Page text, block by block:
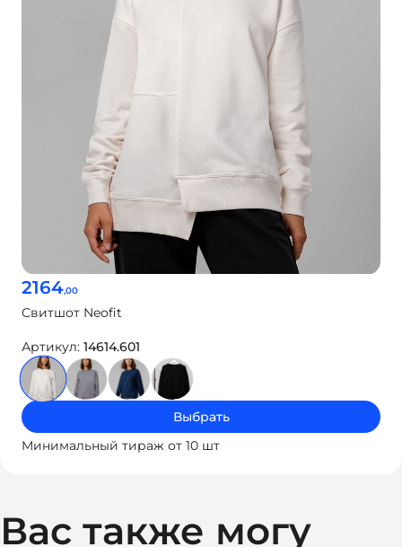
2164,00
Свитшот Neofit
Артикул: 14614.601
Выбрать
Минимальный тираж от 10 шт
Вас также могу